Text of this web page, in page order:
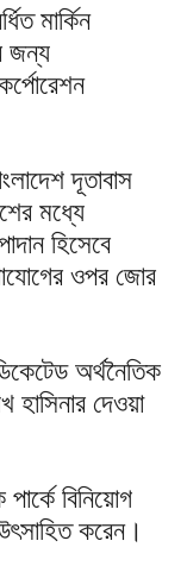
মার্কিন
জন্য
দূতাবাস
মধ্যে
হিসেবে
ওপর জোর
অর্থনৈতিক
হাসিনার দেওয়া
বিনিয়োগ
করেন।